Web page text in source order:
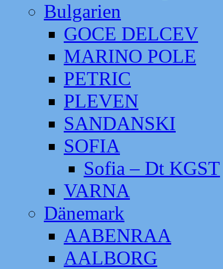
Bulgarien
GOCE DELCEV
MARINO POLE
PETRIC
PLEVEN
SANDANSKI
SOFIA
Sofia – Dt KGST
VARNA
Dänemark
AABENRAA
AALBORG